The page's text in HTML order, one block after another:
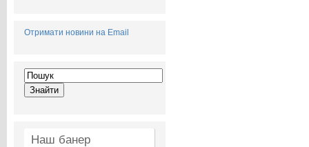
Отримати новини на Email
Наш банер